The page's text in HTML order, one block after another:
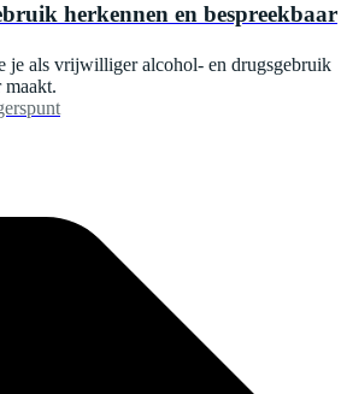
herkennen en bespreekbaar
je als vrijwilliger alcohol- en drugsgebruik
maakt.